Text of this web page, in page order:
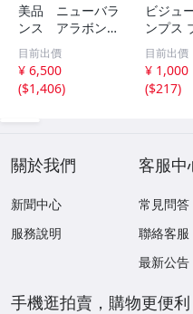
美品 ニューバラ
ンス アラボン
newbalance ara
von 廃盤 パンプ
ス ブラック
目前出價
¥ 6,500
($1,406)
ビジュ
ンプス
目前出價
¥ 1,000
($217)
關於我們
新聞中心
服務說明
客服中
常見問答
聯絡客服
最新公告
手機逛拍賣，購物更便利